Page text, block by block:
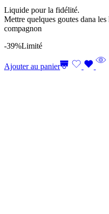
Liquide pour la fidélité.
Mettre quelques goutes dana
compagnon
-39%Limité
Ajouter au panier